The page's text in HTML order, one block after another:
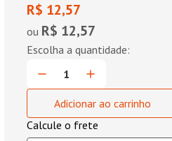
R$ 12,57
ou R$ 12,57
Adicionar ao carrinho